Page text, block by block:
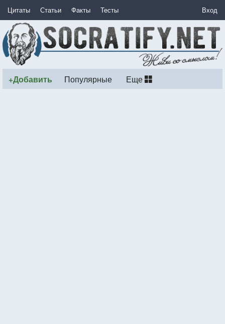
Цитаты Статьи Факты Тесты Вход
+Добавить Популярные Еще